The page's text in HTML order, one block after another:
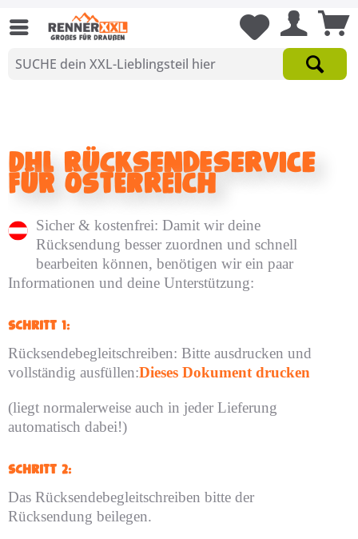
DHL Rücksendeservice
für Österreich
Sicher & kostenfrei: Damit wir deine
Rücksendung besser zuordnen und schnell
bearbeiten können, benötigen wir ein paar
Informationen und deine Unterstützung:
Schritt 1:
Rücksendebegleitschreiben: Bitte ausdrucken und
vollständig ausfüllen:Dieses Dokument drucken
(liegt normalerweise auch in jeder Lieferung
automatisch dabei!)
Schritt 2:
Das Rücksendebegleitschreiben bitte der
Rücksendung beilegen.